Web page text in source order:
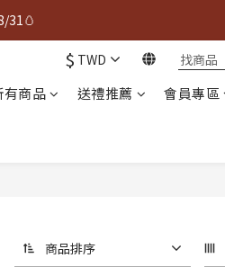
31🥚
31🥚
31🥚
$ TWD
有商品 送禮推薦 會員專區
商品排序